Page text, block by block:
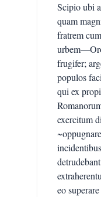
Scipio ubi
quam
fratrem
frugifer;
populos
qui ex
exercitum
eo